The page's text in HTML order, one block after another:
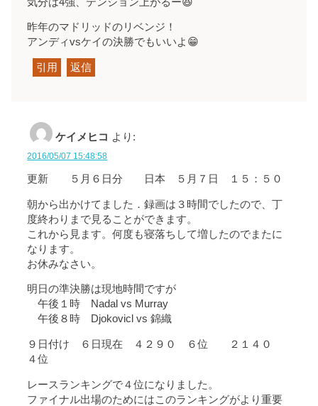
昨年のマドリッドのリベンジ！
アンディvsケイの決勝でもいいよ😁
引用 返信
ケイメヒコ より:
2016/05/07 15:48:58
更新 ５月６日分 日本 ５月７日 １５：５０
朝から出かけてました．録画は３時間でしたので、丁
度終わりまで見ることができます。
これから見ます。何度も寝落ちして増したのでまたに
なります。
お休みなさい。
明日の準決勝は現地時間ですが
午後１時 Nadal vs Murray
午後８時 Djokovicl vs 錦織
９日付け ６日現在 ４２９０ ６位 ２１４０
４位
レースランキングで４位になりました。
ファイナル出場のためにはこのランキングがより重要